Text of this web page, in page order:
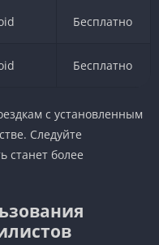
Бесплатно
Бесплатно
с установленным
Следуйте
более